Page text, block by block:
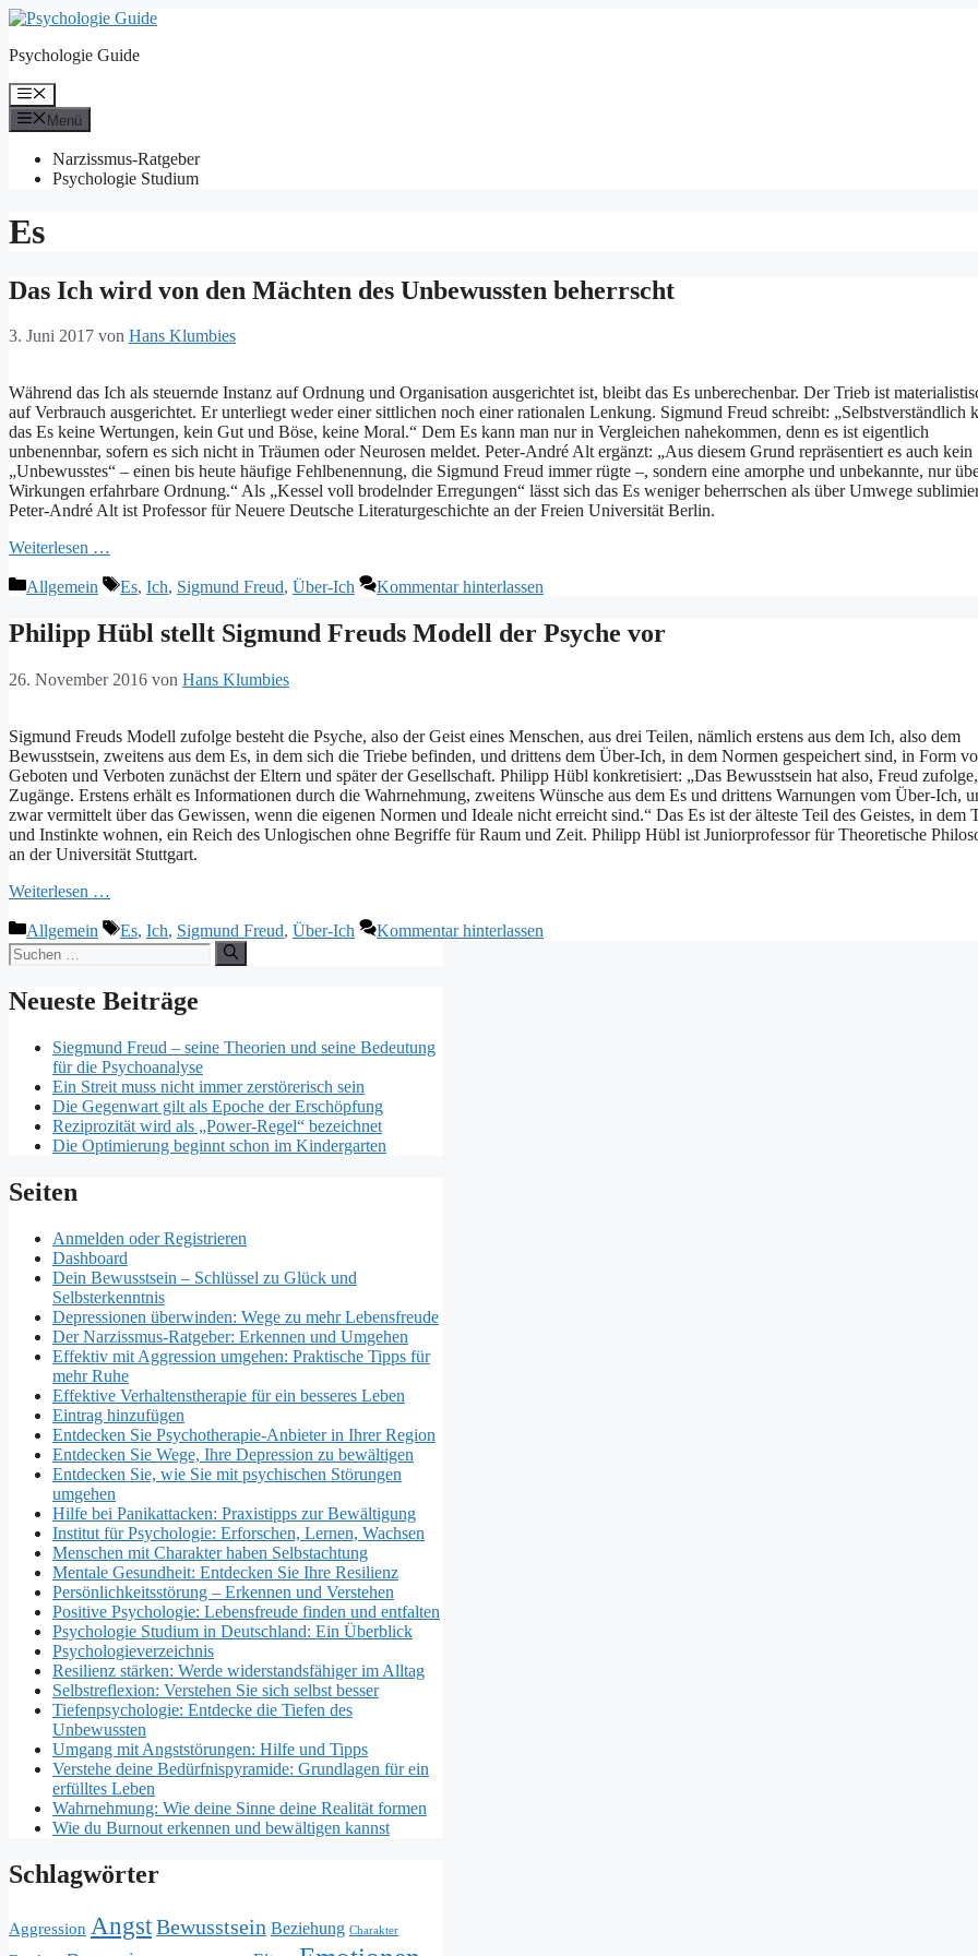
Zum
springen
Psychologie Guide
Menü
Menü
Narzissmus-Ratgeber
Psychologie Studium
Es
Das Ich wird von den Mächten des Unbewussten beherrscht
3. Juni 2017 von Hans Klumbies
Während das Ich als steuernde Instanz auf Ordnung und Organisation ausgerichtet ist, bleibt das Es unberechenbar. Der Trieb ist
auf Verbrauch ausgerichtet. Er unterliegt weder einer sittlichen noch einer rationalen Lenkung. Sigmund Freud schreibt: „Selbstverständlich
das Es keine Wertungen, kein Gut und Böse, keine Moral.“ Dem Es kann man nur in Vergleichen nahekommen, denn es ist eigentlich
unbenennbar, sofern es sich nicht in Träumen oder Neurosen meldet. Peter-André Alt ergänzt: „Aus diesem Grund repräsentiert es auch kein
„Unbewusstes“ – einen bis heute häufige Fehlbenennung, die Sigmund Freud immer rügte –, sondern eine amorphe und unbekannte, nur
Wirkungen erfahrbare Ordnung.“ Als „Kessel voll brodelnder Erregungen“ lässt sich das Es weniger beherrschen als über Umwege
Peter-André Alt ist Professor für Neuere Deutsche Literaturgeschichte an der Freien Universität Berlin.
Weiterlesen …
Kategorien
Allgemein Schlagwörter
Es, Ich, Sigmund Freud, Über-Ich Kommentar hinterlassen
Philipp Hübl stellt Sigmund Freuds Modell der Psyche vor
26. November 2016 von Hans Klumbies
Sigmund Freuds Modell zufolge besteht die Psyche, also der Geist eines Menschen, aus drei Teilen, nämlich erstens aus dem Ich, also dem
Bewusstsein, zweitens aus dem Es, in dem sich die Triebe befinden, und drittens dem Über-Ich, in dem Normen gespeichert sind, in Form
Geboten und Verboten zunächst der Eltern und später der Gesellschaft. Philipp Hübl konkretisiert: „Das Bewusstsein hat also, Freud
Zugänge. Erstens erhält es Informationen durch die Wahrnehmung, zweitens Wünsche aus dem Es und drittens Warnungen vom Über-Ich,
zwar vermittelt über das Gewissen, wenn die eigenen Normen und Ideale nicht erreicht sind.“ Das Es ist der älteste Teil des Geistes, in dem
und Instinkte wohnen, ein Reich des Unlogischen ohne Begriffe für Raum und Zeit. Philipp Hübl ist Juniorprofessor für Theoretische
an der Universität Stuttgart.
Weiterlesen …
Kategorien
Allgemein Schlagwörter
Es, Ich, Sigmund Freud, Über-Ich
Kommentar hinterlassen
Suchen
nach:
Neueste Beiträge
Siegmund Freud – seine Theorien und seine Bedeutung
für die Psychoanalyse
Ein Streit muss nicht immer zerstörerisch sein
Die Gegenwart gilt als Epoche der Erschöpfung
Reziprozität wird als „Power-Regel“ bezeichnet
Die Optimierung beginnt schon im Kindergarten
Seiten
Anmelden oder Registrieren
Dashboard
Dein Bewusstsein – Schlüssel zu Glück und
Selbsterkenntnis
Depressionen überwinden: Wege zu mehr Lebensfreude
Der Narzissmus-Ratgeber: Erkennen und Umgehen
Effektiv mit Aggression umgehen: Praktische Tipps für
mehr Ruhe
Effektive Verhaltenstherapie für ein besseres Leben
Eintrag hinzufügen
Entdecken Sie Psychotherapie-Anbieter in Ihrer Region
Entdecken Sie Wege, Ihre Depression zu bewältigen
Entdecken Sie, wie Sie mit psychischen Störungen
umgehen
Hilfe bei Panikattacken: Praxistipps zur Bewältigung
Institut für Psychologie: Erforschen, Lernen, Wachsen
Menschen mit Charakter haben Selbstachtung
Mentale Gesundheit: Entdecken Sie Ihre Resilienz
Persönlichkeitsstörung – Erkennen und Verstehen
Positive Psychologie: Lebensfreude finden und entfalten
Psychologie Studium in Deutschland: Ein Überblick
Psychologieverzeichnis
Resilienz stärken: Werde widerstandsfähiger im Alltag
Selbstreflexion: Verstehen Sie sich selbst besser
Tiefenpsychologie: Entdecke die Tiefen des
Unbewussten
Umgang mit Angststörungen: Hilfe und Tipps
Verstehe deine Bedürfnispyramide: Grundlagen für ein
erfülltes Leben
Wahrnehmung: Wie deine Sinne deine Realität formen
Wie du Burnout erkennen und bewältigen kannst
Schlagwörter
Aggression AngstBewusstsein Beziehung Charakter